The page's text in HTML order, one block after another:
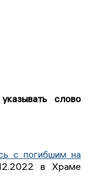
слово
с погибшим на
в Храме